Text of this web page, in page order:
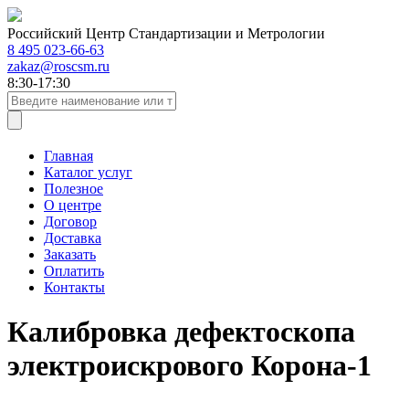
Российский Центр Стандартизации и Метрологии
8 495 023-66-63
zakaz@roscsm.ru
8:30-17:30
Главная
Каталог услуг
Полезное
О центре
Договор
Доставка
Заказать
Оплатить
Контакты
Калибровка дефектоскопа
электроискрового Корона-1